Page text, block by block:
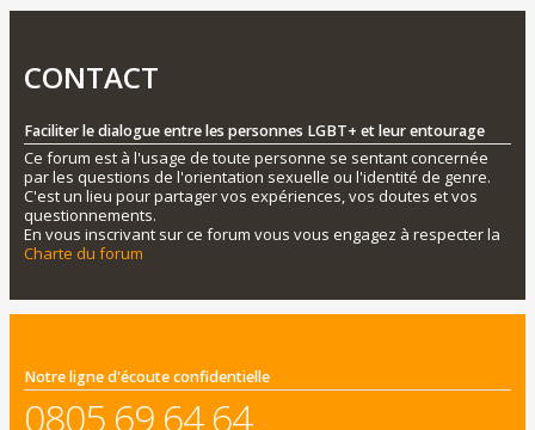
CONTACT
Faciliter le dialogue entre les personnes LGBT+ et leur entourage
Ce forum est à l'usage de toute personne se sentant concernée
par les questions de l'orientation sexuelle ou l'identité de genre.
C'est un lieu pour partager vos expériences, vos doutes et vos
questionnements.
En vous inscrivant sur ce forum vous vous engagez à respecter la
Charte du forum
Notre ligne d'écoute confidentielle
0805 69 64 64